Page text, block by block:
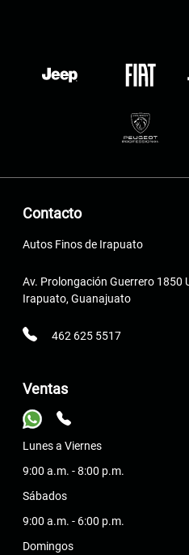
Contacto
Autos Finos de Irapuato
Av. Prolongación Guerrero 1850
Irapuato, Guanajuato
462 625 5517
Ventas
Lunes a Viernes
9:00 a.m. - 8:00 p.m.
Sábados
9:00 a.m. - 6:00 p.m.
Domingos